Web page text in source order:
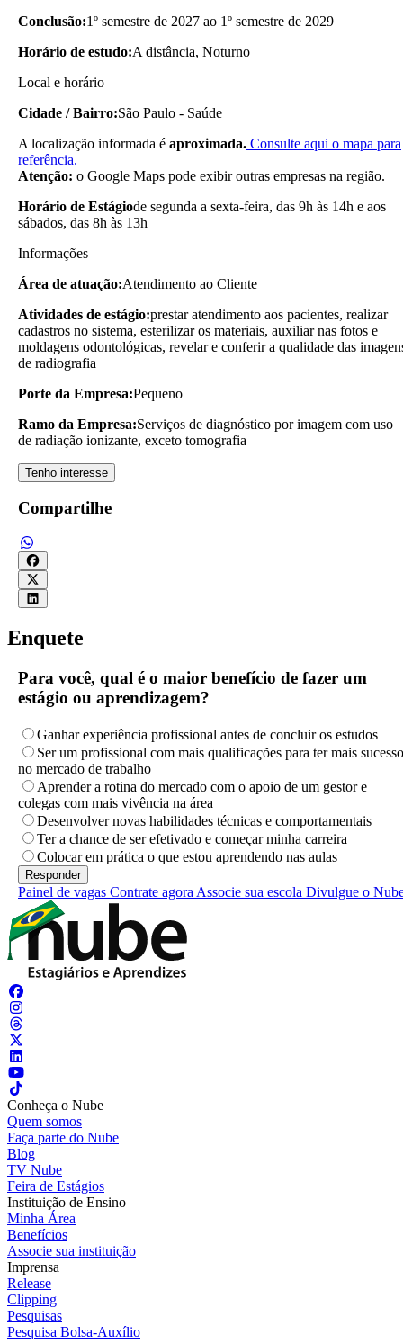
Conclusão:1º semestre de 2027 ao 1º semestre de 2029
Horário de estudo:A distância, Noturno
Local e horário
Cidade / Bairro:São Paulo - Saúde
A localização informada é aproximada. Consulte aqui o mapa para
referência.
Atenção: o Google Maps pode exibir outras empresas na região.
Horário de Estágiode segunda a sexta-feira, das 9h às 14h e aos
sábados, das 8h às 13h
Informações
Área de atuação:Atendimento ao Cliente
Atividades de estágio:prestar atendimento aos pacientes, realizar
cadastros no sistema, esterilizar os materiais, auxiliar nas fotos e
moldagens odontológicas, revelar e conferir a qualidade das
de radiografia
Porte da Empresa:Pequeno
Ramo da Empresa:Serviços de diagnóstico por imagem com uso
de radiação ionizante, exceto tomografia
Tenho interesse
Compartilhe
Enquete
Para você, qual é o maior benefício de fazer um
estágio ou aprendizagem?
Ganhar experiência profissional antes de concluir os estudos
Ser um profissional com mais qualificações para ter mais sucesso
no mercado de trabalho
Aprender a rotina do mercado com o apoio de um gestor e
colegas com mais vivência na área
Desenvolver novas habilidades técnicas e comportamentais
Ter a chance de ser efetivado e começar minha carreira
Colocar em prática o que estou aprendendo nas aulas
Painel de vagas Contrate agora Associe sua escola Divulgue o
Conheça o Nube
Quem somos
Faça parte do Nube
Blog
TV Nube
Feira de Estágios
Instituição de Ensino
Minha Área
Benefícios
Associe sua instituição
Imprensa
Release
Clipping
Pesquisas
Pesquisa Bolsa-Auxílio